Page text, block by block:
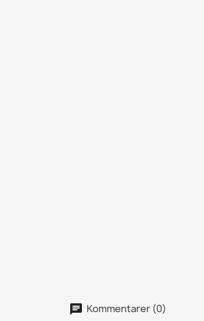
Kommentarer (0)